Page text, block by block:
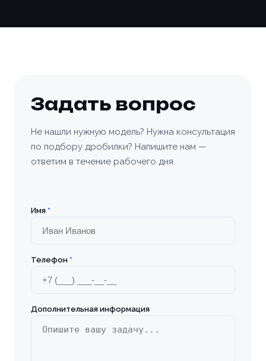
Задать вопрос
Не нашли нужную модель? Нужна консультация
по подбору дробилки? Напишите нам —
ответим в течение рабочего дня.
Имя *
Телефон *
Дополнительная информация